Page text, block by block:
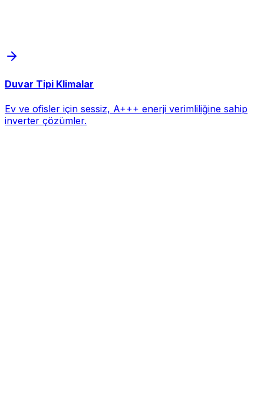
Duvar Tipi Klimalar
Ev ve ofisler için sessiz, A+++ enerji verimliliğine sahip
inverter çözümler.